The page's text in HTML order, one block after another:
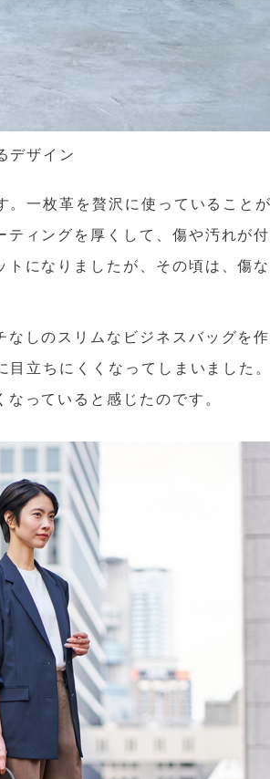
デザイン
一枚革を贅沢に使っていること
ィングを厚くして、傷や汚れが付
になりましたが、その頃は、傷な
しのスリムなビジネスバッグを作
立ちにくくなってしまいました
っていると感じたのです。